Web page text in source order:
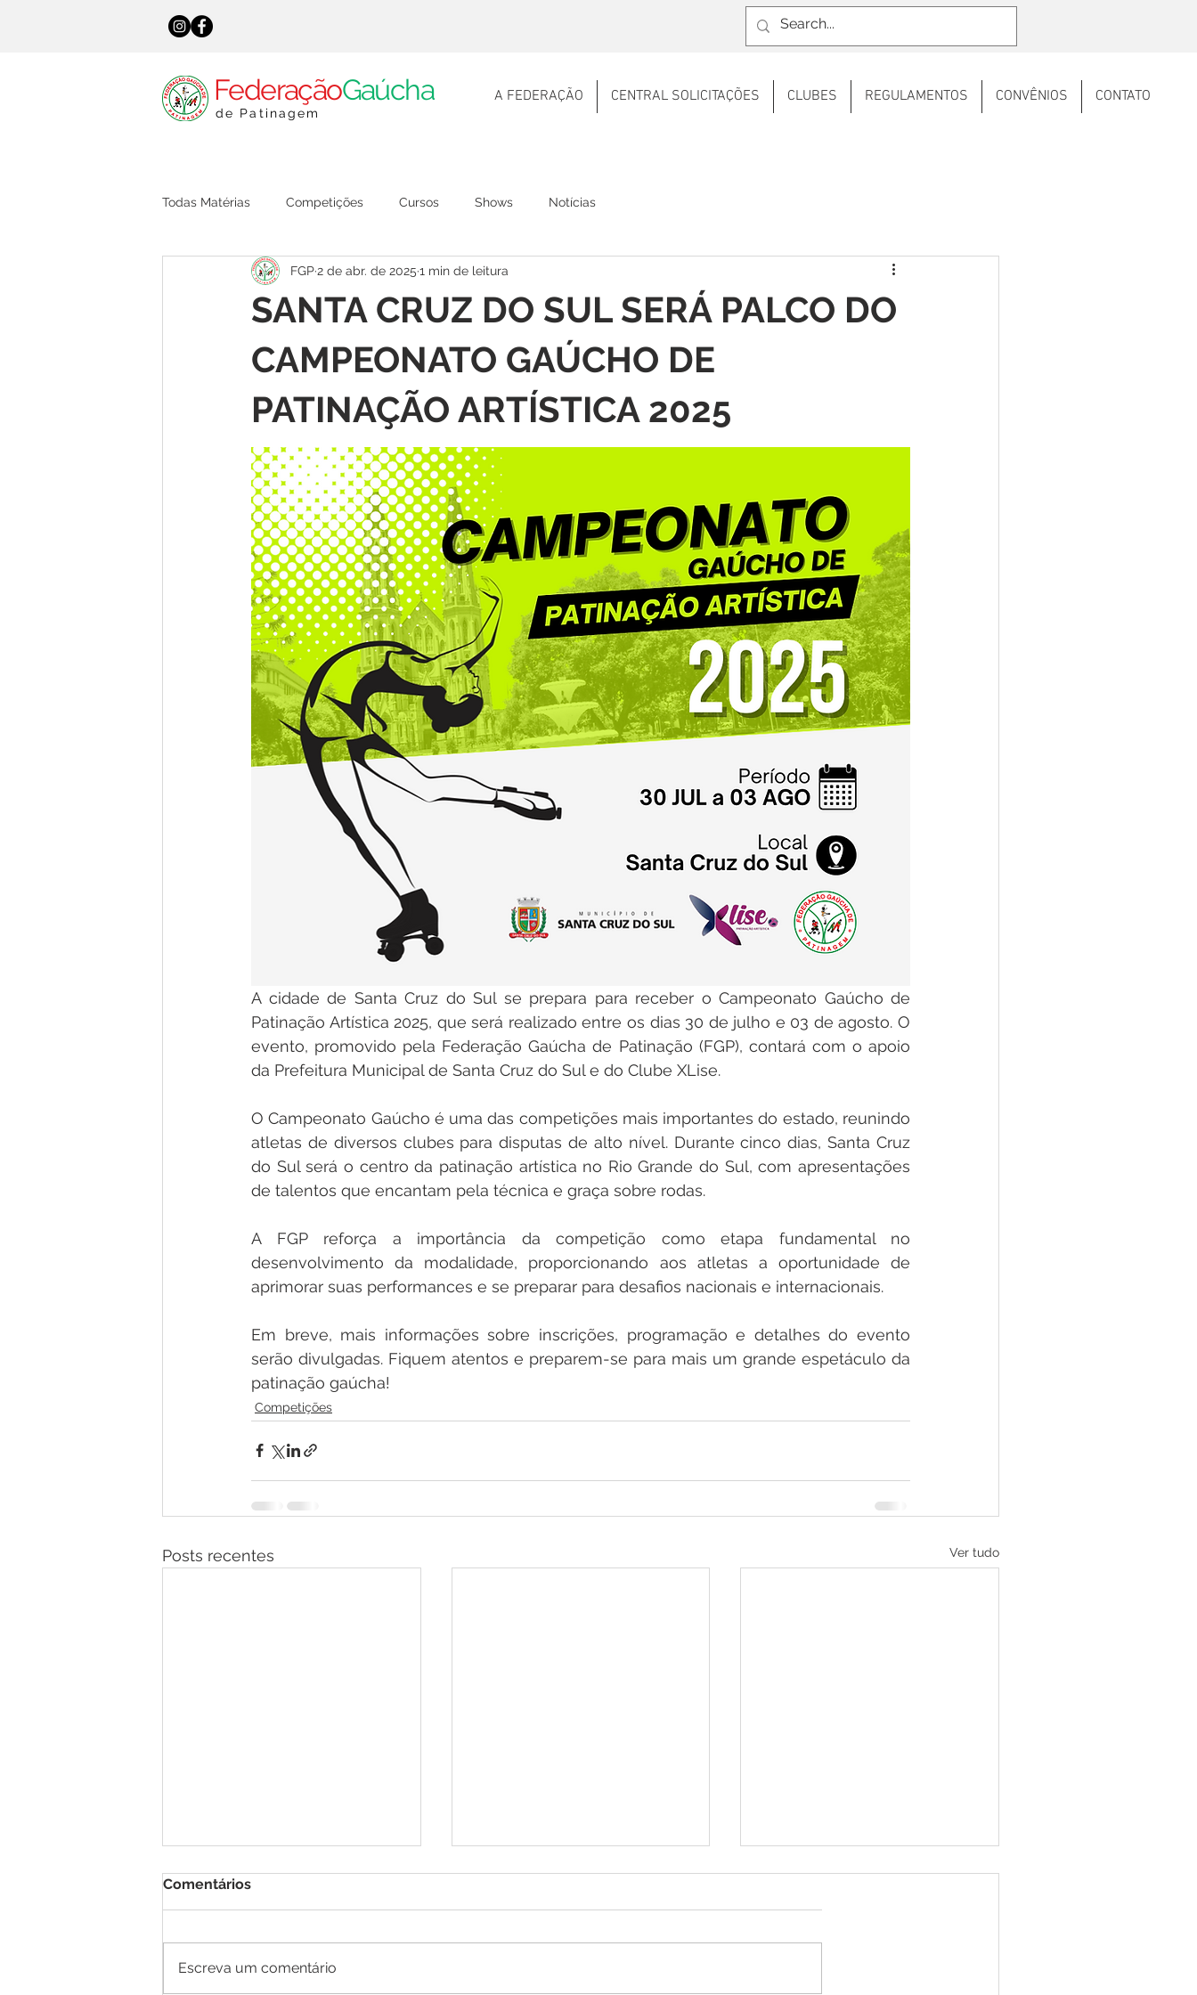
FederaçãoGaúcha
de Patinagem
A FEDERAÇÃO CENTRAL SOLICITAÇÕES CLUBES REGULAMENTOS CONVÊNIOS CONTATO
Todas Matérias Competições Cursos Shows Notícias
SANTA CRUZ DO SUL SERÁ PALCO DO
CAMPEONATO GAÚCHO DE
PATINAÇÃO ARTÍSTICA 2025
FGP2 de abr. de 2025 1 min de leitura
A cidade de Santa Cruz do Sul se prepara para receber o Campeonato Gaúcho de
Patinação Artística 2025, que será realizado entre os dias 30 de julho e 03 de agosto. O
evento, promovido pela Federação Gaúcha de Patinação (FGP), contará com o apoio
da Prefeitura Municipal de Santa Cruz do Sul e do Clube XLise.
O Campeonato Gaúcho é uma das competições mais importantes do estado, reunindo
atletas de diversos clubes para disputas de alto nível. Durante cinco dias, Santa Cruz
do Sul será o centro da patinação artística no Rio Grande do Sul, com apresentações
de talentos que encantam pela técnica e graça sobre rodas.
A FGP reforça a importância da competição como etapa fundamental no
desenvolvimento da modalidade, proporcionando aos atletas a oportunidade de
aprimorar suas performances e se preparar para desafios nacionais e internacionais.
Em breve, mais informações sobre inscrições, programação e detalhes do evento
serão divulgadas. Fiquem atentos e preparem-se para mais um grande espetáculo da
patinação gaúcha!
Competições
Posts recentes Ver tudo
Comentários
Escreva um comentário